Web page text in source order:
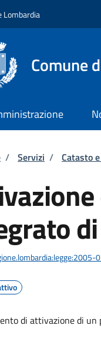
Lombardia
Comune
di
/ Servizi / Catasto
di attivazione di